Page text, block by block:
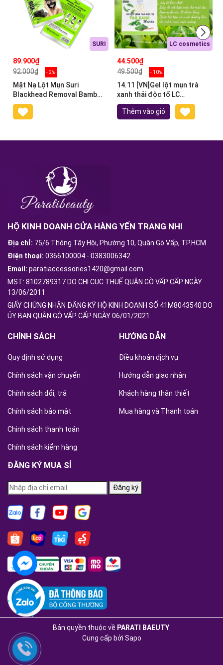
SURI
89.900₫
92.000₫
- 2%
Mặt Nạ Lột Mụn Suri
Blackhead Removal Bamboo
Charcoal Mask 60g
LC cosmetics
44.500₫
49.500₫
- 10%
14.11 [VN]Gel lột mụn trà
xanh thải độc tố LC
Cosmetic 40g
Thêm vào giỏ
HỘ KINH DOANH CỬA HÀNG YẾN TRANG NHI
Địa chỉ: 75/6 Thông Tây Hội, Phường 10, Quận Gò Vấp, TP.HCM
Điện thoại: 0366100004 - 0383006342
Email: paratiaccessories1420@gmail.com
MST: 8102789317 DO CHI CỤC THUẾ QUẬN GÒ VẤP CẤP NGÀY
13/06/2011
GIẤY CHỨNG NHẬN ĐĂNG KÝ HỘ KINH DOANH SỐ 41M8043540 DO
ỦY BAN QUẬN GÒ VẤP CẤP NGÀY 06/01/2021
CHÍNH SÁCH
Quy định sử dụng
Chính sách vận chuyển
Chính sách đổi, trả
Chính sách bảo mật
Chinh sách thanh toán
Chính sách kiểm hàng
HƯỚNG DẪN
Điều khoản dịch vụ
Hướng dẫn giao nhận
Khách hàng thân thiết
Mua hàng và Thanh toán
ĐĂNG KÝ MUA SỈ
Đăng ký
Bản quyền thuộc về PARATI BAEUTY.
Cung cấp bởi Sapo